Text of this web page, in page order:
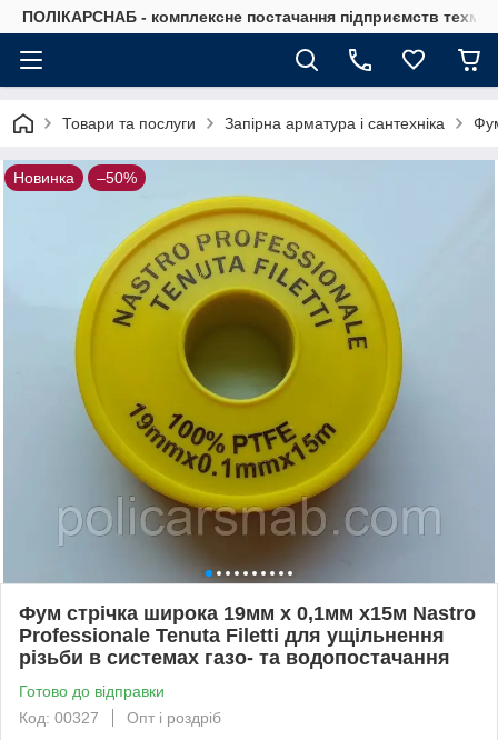
ПОЛІКАРСНАБ - комплексне постачання підприємств
Товари та послуги Запірна арматура і сантехніка
Новинка –50%
Фум стрічка широка 19мм х 0,1мм х15м Nastro
Professionale Tenuta Filetti для ущільнення
різьби в системах газо- та водопостачання
Готово до відправки
Код: 00327
Опт і роздріб